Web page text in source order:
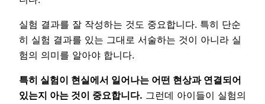
실험 결과를 잘 작성하는 것도 중요합니다. 특히 단순
히 실험 결과를 있는 그대로 서술하는 것이 아니라 실
험의 의미를 알아야 합니다.
특히 실험이 현실에서 일어나는 어떤 현상과 연결되어
있는지 아는 것이 중요합니다. 그런데 아이들이 실험의